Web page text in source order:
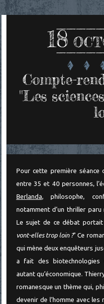
18
Compte-
"Les
Pour cette première
entre 35 et 40 personnes,
Berlanda, philosophe,
notamment d’un thriller paru
Le sujet de ce débat
vont-elles trop loin ?" Ce
qui mène deux enquêteurs
a fait des biotechnologies
autant qu’économique.
romanesque un thème qui,
devenir de l’homme avec